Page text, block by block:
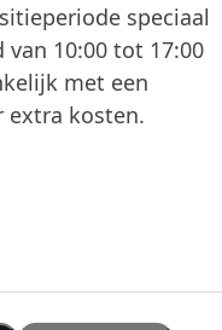
speciaal
van 10:00 tot 17:00
met een
extra kosten.